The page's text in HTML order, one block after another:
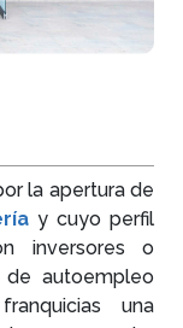
la apertura de
y cuyo perfil
inversores o
autoempleo
una